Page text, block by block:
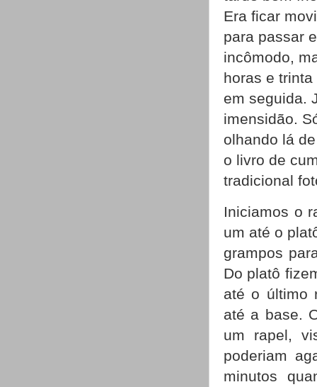
Era ficar
para passar
incômodo,
horas e
em seguida.
imensidão.
olhando lá
o livro de
tradicional
Iniciamos o
um até o
grampos
Do platô
até o último
até a base.
um rapel,
poderiam
minutos